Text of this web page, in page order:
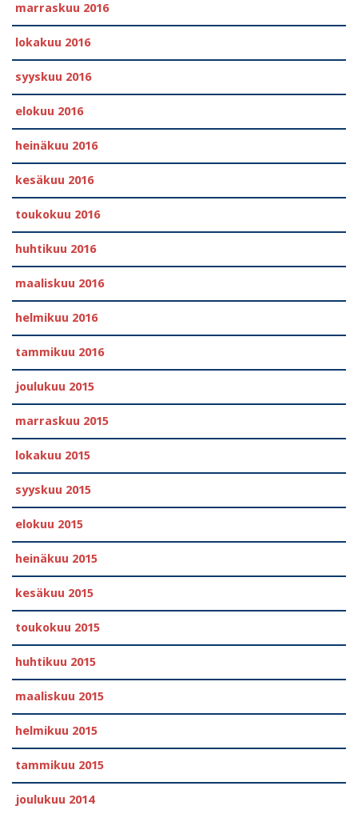
marraskuu 2016
lokakuu 2016
syyskuu 2016
elokuu 2016
heinäkuu 2016
kesäkuu 2016
toukokuu 2016
huhtikuu 2016
maaliskuu 2016
helmikuu 2016
tammikuu 2016
joulukuu 2015
marraskuu 2015
lokakuu 2015
syyskuu 2015
elokuu 2015
heinäkuu 2015
kesäkuu 2015
toukokuu 2015
huhtikuu 2015
maaliskuu 2015
helmikuu 2015
tammikuu 2015
joulukuu 2014